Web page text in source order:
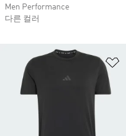
Men Performance
다른 컬러